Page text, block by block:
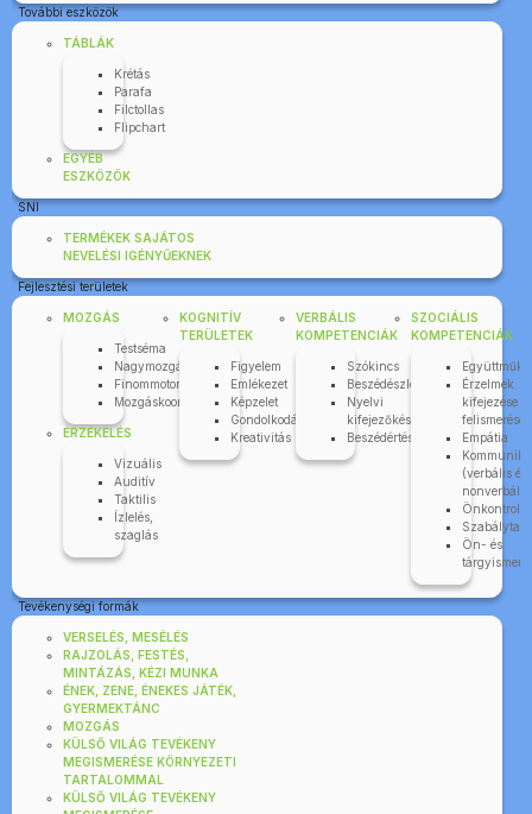
További eszközök
TÁBLÁK
Krétás
Parafa
Filctollas
Flipchart
EGYÉB
ESZKÖZÖK
SNI
TERMÉKEK SAJÁTOS
NEVELÉSI IGÉNYŰEKNEK
Fejlesztési területek
MOZGÁS
Testséma
Nagymozgás
Finommotorika
Mozgáskoordináció
ÉRZÉKELÉS
Vizuális
Auditív
Taktilis
Ízlelés,
szaglás
KOGNITÍV
TERÜLETEK
Figyelem
Emlékezet
Képzelet
Gondolkodás
Kreativitás
VERBÁLIS
KOMPETENCIÁK
Szókincs
Beszédészlelés
Nyelvi
kifejezőkészség
Beszédértés
SZOCIÁLIS
KOMPETENCIÁK
Érzelmek
kifejezése
felismerése
Empátia
(verbális és
Önkontroll
Ön- és
tárgyismeret
Tevékenységi formák
VERSELÉS, MESÉLÉS
RAJZOLÁS, FESTÉS,
MINTÁZÁS, KÉZI MUNKA
ÉNEK, ZENE, ÉNEKES JÁTÉK,
GYERMEKTÁNC
MOZGÁS
KÜLSŐ VILÁG TEVÉKENY
MEGISMERÉSE KÖRNYEZETI
TARTALOMMAL
KÜLSŐ VILÁG TEVÉKENY